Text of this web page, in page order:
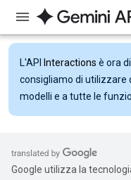
L'API Interactions è ora
consigliamo di utilizzare
modelli e a tutte le
Google utilizza la